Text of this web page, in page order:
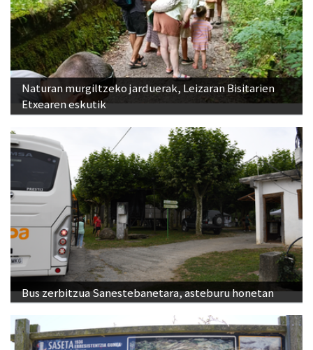
Naturan murgiltzeko jarduerak, Leizaran Bisitarien
Etxearen eskutik
Bus zerbitzua Sanestebanetara, asteburu honetan